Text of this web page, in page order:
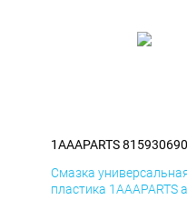
1AAAPARTS 815930690
Смазка
пластика 1AAAPARTS